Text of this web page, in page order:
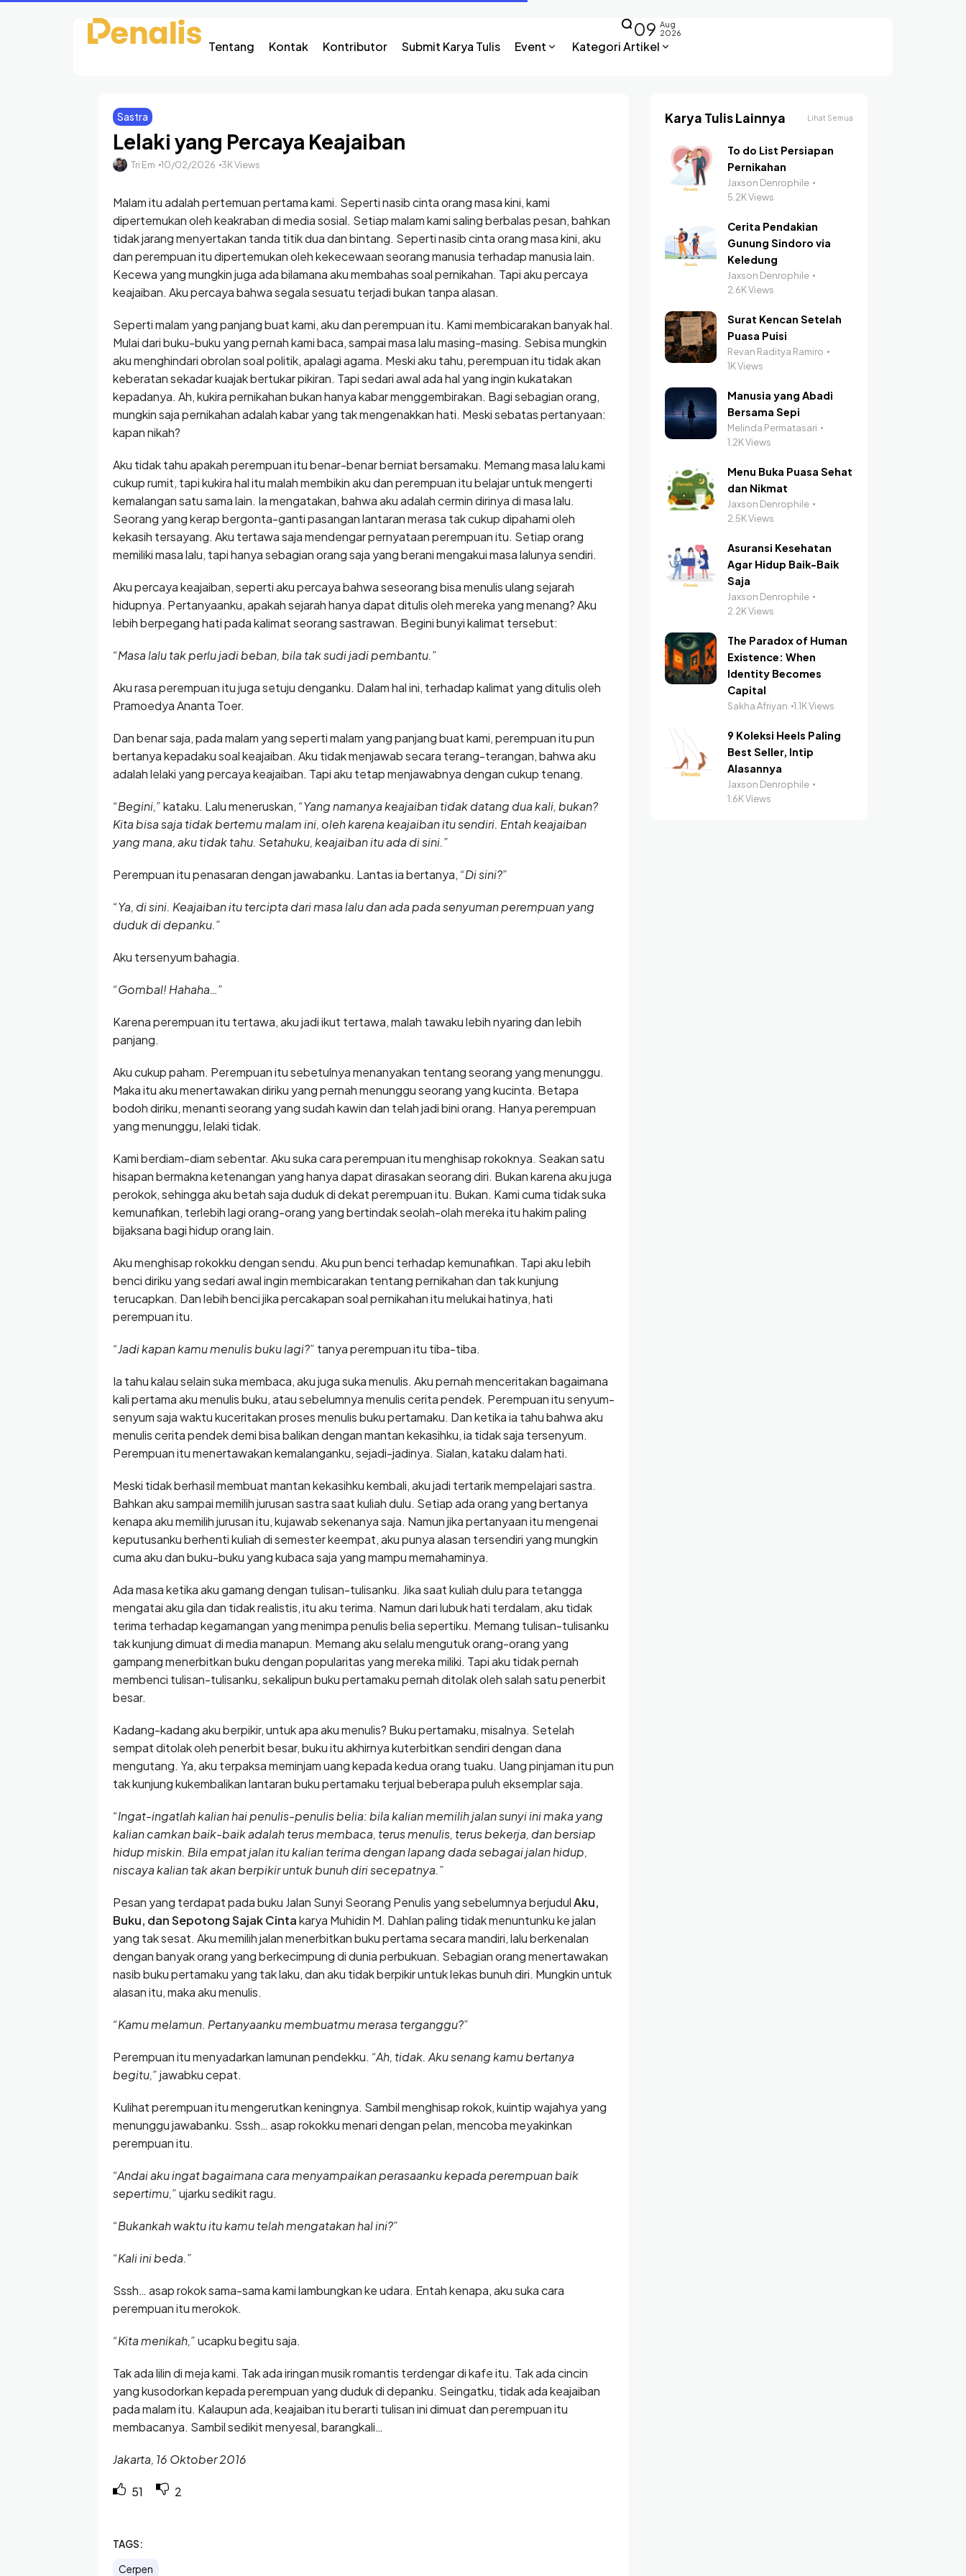
Tentang Kontak Kontributor Submit Karya Tulis Event Kategori Artikel
09 Aug
2026
Sastra
Lelaki yang Percaya Keajaiban
Tri Em 10/02/2026 3K Views
Malam itu adalah pertemuan pertama kami. Seperti nasib cinta orang masa kini, kami
dipertemukan oleh keakraban di media sosial. Setiap malam kami saling berbalas pesan, bahkan
tidak jarang menyertakan tanda titik dua dan bintang. Seperti nasib cinta orang masa kini, aku
dan perempuan itu dipertemukan oleh kekecewaan seorang manusia terhadap manusia lain.
Kecewa yang mungkin juga ada bilamana aku membahas soal pernikahan. Tapi aku percaya
keajaiban. Aku percaya bahwa segala sesuatu terjadi bukan tanpa alasan.
Seperti malam yang panjang buat kami, aku dan perempuan itu. Kami membicarakan banyak hal.
Mulai dari buku-buku yang pernah kami baca, sampai masa lalu masing-masing. Sebisa mungkin
aku menghindari obrolan soal politik, apalagi agama. Meski aku tahu, perempuan itu tidak akan
keberatan sekadar kuajak bertukar pikiran. Tapi sedari awal ada hal yang ingin kukatakan
kepadanya. Ah, kukira pernikahan bukan hanya kabar menggembirakan. Bagi sebagian orang,
mungkin saja pernikahan adalah kabar yang tak mengenakkan hati. Meski sebatas pertanyaan:
kapan nikah?
Aku tidak tahu apakah perempuan itu benar-benar berniat bersamaku. Memang masa lalu kami
cukup rumit, tapi kukira hal itu malah membikin aku dan perempuan itu belajar untuk mengerti
kemalangan satu sama lain. Ia mengatakan, bahwa aku adalah cermin dirinya di masa lalu.
Seorang yang kerap bergonta-ganti pasangan lantaran merasa tak cukup dipahami oleh
kekasih tersayang. Aku tertawa saja mendengar pernyataan perempuan itu. Setiap orang
memiliki masa lalu, tapi hanya sebagian orang saja yang berani mengakui masa lalunya sendiri.
Aku percaya keajaiban, seperti aku percaya bahwa seseorang bisa menulis ulang sejarah
hidupnya. Pertanyaanku, apakah sejarah hanya dapat ditulis oleh mereka yang menang? Aku
lebih berpegang hati pada kalimat seorang sastrawan. Begini bunyi kalimat tersebut:
“Masa lalu tak perlu jadi beban, bila tak sudi jadi pembantu.”
Aku rasa perempuan itu juga setuju denganku. Dalam hal ini, terhadap kalimat yang ditulis oleh
Pramoedya Ananta Toer.
Dan benar saja, pada malam yang seperti malam yang panjang buat kami, perempuan itu pun
bertanya kepadaku soal keajaiban. Aku tidak menjawab secara terang-terangan, bahwa aku
adalah lelaki yang percaya keajaiban. Tapi aku tetap menjawabnya dengan cukup tenang.
“Begini,”kataku. Lalu meneruskan, “Yang namanya keajaiban tidak datang dua kali, bukan?
Kita bisa saja tidak bertemu malam ini, oleh karena keajaiban itu sendiri. Entah keajaiban
yang mana, aku tidak tahu. Setahuku, keajaiban itu ada di sini.”
Perempuan itu penasaran dengan jawabanku. Lantas ia bertanya, “Di sini?”
“Ya, di sini. Keajaiban itu tercipta dari masa lalu dan ada pada senyuman perempuan yang
duduk di depanku.”
Aku tersenyum bahagia.
“Gombal! Hahaha…”
Karena perempuan itu tertawa, aku jadi ikut tertawa, malah tawaku lebih nyaring dan lebih
panjang.
Aku cukup paham. Perempuan itu sebetulnya menanyakan tentang seorang yang menunggu.
Maka itu aku menertawakan diriku yang pernah menunggu seorang yang kucinta. Betapa
bodoh diriku, menanti seorang yang sudah kawin dan telah jadi bini orang. Hanya perempuan
yang menunggu, lelaki tidak.
Kami berdiam-diam sebentar. Aku suka cara perempuan itu menghisap rokoknya. Seakan satu
hisapan bermakna ketenangan yang hanya dapat dirasakan seorang diri. Bukan karena aku juga
perokok, sehingga aku betah saja duduk di dekat perempuan itu. Bukan. Kami cuma tidak suka
kemunafikan, terlebih lagi orang-orang yang bertindak seolah-olah mereka itu hakim paling
bijaksana bagi hidup orang lain.
Aku menghisap rokokku dengan sendu. Aku pun benci terhadap kemunafikan. Tapi aku lebih
benci diriku yang sedari awal ingin membicarakan tentang pernikahan dan tak kunjung
terucapkan. Dan lebih benci jika percakapan soal pernikahan itu melukai hatinya, hati
perempuan itu.
“Jadi kapan kamu menulis buku lagi?” tanya perempuan itu tiba-tiba.
Ia tahu kalau selain suka membaca, aku juga suka menulis. Aku pernah menceritakan bagaimana
kali pertama aku menulis buku, atau sebelumnya menulis cerita pendek. Perempuan itu senyum-
senyum saja waktu kuceritakan proses menulis buku pertamaku. Dan ketika ia tahu bahwa aku
menulis cerita pendek demi bisa balikan dengan mantan kekasihku, ia tidak saja tersenyum.
Perempuan itu menertawakan kemalanganku, sejadi-jadinya. Sialan, kataku dalam hati.
Meski tidak berhasil membuat mantan kekasihku kembali, aku jadi tertarik mempelajari sastra.
Bahkan aku sampai memilih jurusan sastra saat kuliah dulu. Setiap ada orang yang bertanya
kenapa aku memilih jurusan itu, kujawab sekenanya saja. Namun jika pertanyaan itu mengenai
keputusanku berhenti kuliah di semester keempat, aku punya alasan tersendiri yang mungkin
cuma aku dan buku-buku yang kubaca saja yang mampu memahaminya.
Ada masa ketika aku gamang dengan tulisan-tulisanku. Jika saat kuliah dulu para tetangga
mengatai aku gila dan tidak realistis, itu aku terima. Namun dari lubuk hati terdalam, aku tidak
terima terhadap kegamangan yang menimpa penulis belia sepertiku. Memang tulisan-tulisanku
tak kunjung dimuat di media manapun. Memang aku selalu mengutuk orang-orang yang
gampang menerbitkan buku dengan popularitas yang mereka miliki. Tapi aku tidak pernah
membenci tulisan-tulisanku, sekalipun buku pertamaku pernah ditolak oleh salah satu penerbit
besar.
Kadang-kadang aku berpikir, untuk apa aku menulis? Buku pertamaku, misalnya. Setelah
sempat ditolak oleh penerbit besar, buku itu akhirnya kuterbitkan sendiri dengan dana
mengutang. Ya, aku terpaksa meminjam uang kepada kedua orang tuaku. Uang pinjaman itu pun
tak kunjung kukembalikan lantaran buku pertamaku terjual beberapa puluh eksemplar saja.
“Ingat-ingatlah kalian hai penulis-penulis belia: bila kalian memilih jalan sunyi ini maka yang
kalian camkan baik-baik adalah terus membaca, terus menulis, terus bekerja, dan bersiap
hidup miskin. Bila empat jalan itu kalian terima dengan lapang dada sebagai jalan hidup,
niscaya kalian tak akan berpikir untuk bunuh diri secepatnya.”
Pesan yang terdapat pada buku Jalan Sunyi Seorang Penulis yang sebelumnya berjudulAku,
Buku, dan Sepotong Sajak Cintakarya Muhidin M. Dahlan paling tidak menuntunku ke jalan
yang tak sesat. Aku memilih jalan menerbitkan buku pertama secara mandiri, lalu berkenalan
dengan banyak orang yang berkecimpung di dunia perbukuan. Sebagian orang menertawakan
nasib buku pertamaku yang tak laku, dan aku tidak berpikir untuk lekas bunuh diri. Mungkin untuk
alasan itu, maka aku menulis.
“Kamu melamun. Pertanyaanku membuatmu merasa terganggu?”
Perempuan itu menyadarkan lamunan pendekku. “Ah, tidak. Aku senang kamu bertanya
begitu,”jawabku cepat.
Kulihat perempuan itu mengerutkan keningnya. Sambil menghisap rokok, kuintip wajahya yang
menunggu jawabanku. Sssh… asap rokokku menari dengan pelan, mencoba meyakinkan
perempuan itu.
“Andai aku ingat bagaimana cara menyampaikan perasaanku kepada perempuan baik
sepertimu,”ujarku sedikit ragu.
“Bukankah waktu itu kamu telah mengatakan hal ini?”
“Kali ini beda.”
Sssh… asap rokok sama-sama kami lambungkan ke udara. Entah kenapa, aku suka cara
perempuan itu merokok.
“Kita menikah,”ucapku begitu saja.
Tak ada lilin di meja kami. Tak ada iringan musik romantis terdengar di kafe itu. Tak ada cincin
yang kusodorkan kepada perempuan yang duduk di depanku. Seingatku, tidak ada keajaiban
pada malam itu. Kalaupun ada, keajaiban itu berarti tulisan ini dimuat dan perempuan itu
membacanya. Sambil sedikit menyesal, barangkali…
Jakarta, 16 Oktober 2016
51 2
TAGS:
Cerpen
Karya Tulis Lainnya Lihat Semua
To do List Persiapan
Pernikahan
Jaxson Denrophile
5.2K Views
Cerita Pendakian
Gunung Sindoro via
Keledung
Jaxson Denrophile
2.6K Views
Surat Kencan Setelah
Puasa Puisi
Revan Raditya Ramiro
1K Views
Manusia yang Abadi
Bersama Sepi
Melinda Permatasari
1.2K Views
Menu Buka Puasa Sehat
dan Nikmat
Jaxson Denrophile
2.5K Views
Asuransi Kesehatan
Agar Hidup Baik-Baik
Saja
Jaxson Denrophile
2.2K Views
The Paradox of Human
Existence: When
Identity Becomes
Capital
Sakha Afriyan 1.1K Views
9 Koleksi Heels Paling
Best Seller, Intip
Alasannya
Jaxson Denrophile
1.6K Views